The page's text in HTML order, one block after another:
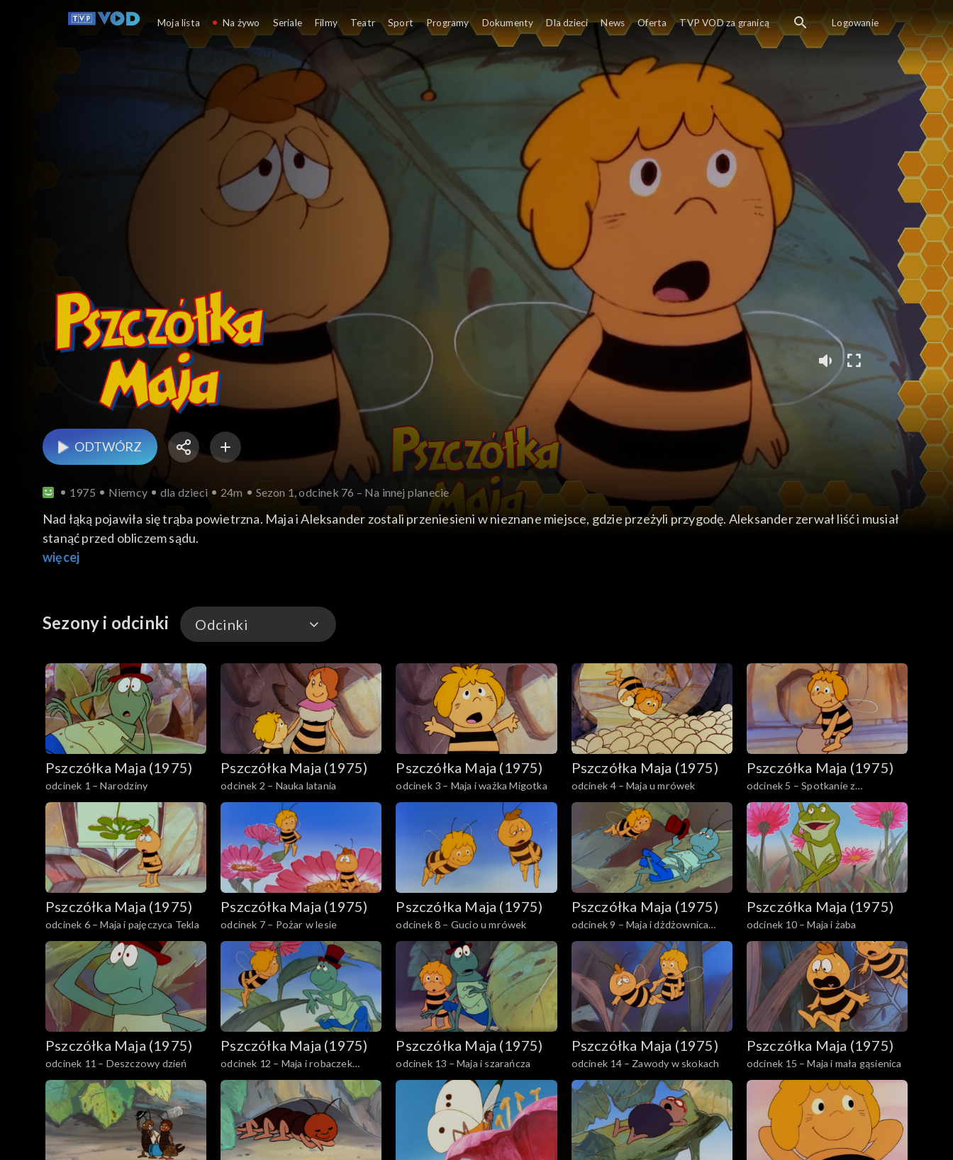
ODTWÓRZ
1975 Niemcy dla dzieci 24m Sezon 1, odcinek 76 – Na innej planecie
Nad łąką pojawiła się trąba powietrzna. Maja i Aleksander zostali przeniesieni w nieznane miejsce, gdzie przeżyli przygodę. Aleksander zerwał liść i musiał
stanąć przed obliczem sądu.
więcej
Sezony i odcinki Odcinki
Odcinki
Pszczółka Maja (1975)
odcinek 1 – Narodziny
Pszczółka Maja (1975)
odcinek 2 – Nauka latania
Pszczółka Maja (1975)
odcinek 3 – Maja i ważka Migotka
Pszczółka Maja (1975)
odcinek 4 – Maja u mrówek
Pszczółka Maja (1975)
odcinek 5 – Spotkanie z
Brzęczymuchą
Pszczółka Maja (1975)
odcinek 6 – Maja i pajęczyca Tekla
Pszczółka Maja (1975)
odcinek 7 – Pożar w lesie
Pszczółka Maja (1975)
odcinek 8 – Gucio u mrówek
Pszczółka Maja (1975)
odcinek 9 – Maja i dżdżownica
Magda
Pszczółka Maja (1975)
odcinek 10 – Maja i żaba
Pszczółka Maja (1975)
odcinek 11 – Deszczowy dzień
Pszczółka Maja (1975)
odcinek 12 – Maja i robaczek
świętojański
Pszczółka Maja (1975)
odcinek 13 – Maja i szarańcza
Pszczółka Maja (1975)
odcinek 14 – Zawody w skokach
Pszczółka Maja (1975)
odcinek 15 – Maja i mała gąsienica
Moja lista Na żywo Seriale Filmy Teatr Sport Programy Dokumenty Dla dzieci News Oferta TVP VOD za granicą Logowanie